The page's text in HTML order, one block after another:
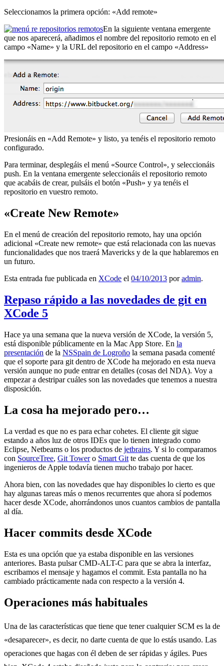
Seleccionamos la primera opción: «Add remote»
En la siguiente ventana emergente
que nos aparecerá, añadimos el nombre del repositorio remoto en el
campo «Name» y la URL del repositorio en el campo «Address»
Presionáis en «Add Remote» y listo, ya tenéis el repositorio remoto
configurado.
Para terminar, desplegáis el menú «Source Control», y seleccionáis
push. En la ventana emergente seleccionáis el repositorio remoto
que acabáis de crear, pulsáis el botón «Push» y ya tenéis el
repositorio en vuestro remoto.
«Create New Remote»
En el menú de creación del repositorio remoto, hay una opción
adicional «Create new remote» que está relacionada con las nuevas
funcionalidades que nos traerá Mavericks y de la que hablaremos en
un futuro.
Esta entrada fue publicada en XCode el 04/10/2013 poradmin.
Repaso rápido a las novedades de git en
XCode 5
Hace ya una semana que la nueva versión de XCode, la versión 5,
está disponible públicamente en la Mac App Store. En la
presentación de la NSSpain de Logroño la semana pasada comenté
que el soporte para git dentro de XCode ha mejorado en esta nueva
versión aunque no pude entrar en detalles (cosas del NDA). Voy a
empezar a destripar cuáles son las novedades que tenemos a nuestra
disposición.
La cosa ha mejorado pero…
La verdad es que no es para echar cohetes. El cliente git sigue
estando a años luz de otros IDEs que lo tienen integrado como
Eclipse, Netbeams o los productos de jetbrains. Y si lo comparamos
con SourceTree, Git Towero Smart Git te das cuenta de que los
ingenieros de Apple todavía tienen mucho trabajo por hacer.
Ahora bien, con las novedades que hay disponibles lo cierto es que
hay algunas tareas más o menos recurrentes que ahora sí podemos
hacer desde XCode, ahorrándonos unos cuantos cambios de pantalla
al día.
Hacer commits desde XCode
Esta es una opción que ya estaba disponible en las versiones
anteriores. Basta pulsar CMD-ALT-C para que se abra la interfaz,
escribamos el mensaje y hagamos el commit. Esta pantalla no ha
cambiado prácticamente nada con respecto a la versión 4.
Operaciones más habituales
Una de las características que tiene que tener cualquier SCM es la de
«desaparecer», es decir, no darte cuenta de que lo estás usando. Las
operaciones que hagas con él deben de ser rápidas y ágiles. Pues